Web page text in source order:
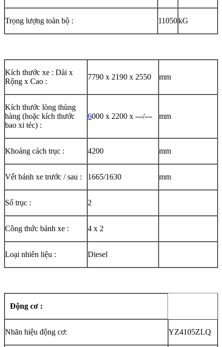
Trọng lượng toàn bộ : 11050kG
Kích thước xe : Dài x
Rộng x Cao :
7790 x 2190 x 2550 mm
Kích thước lòng thùng
hàng (hoặc kích thước
bao xi téc) :
6000 x 2200 x ---/--- mm
Khoảng cách trục : 4200 mm
Vết bánh xe trước / sau : 1665/1630 mm
Số trục : 2
Công thức bánh xe : 4 x 2
Loại nhiên liệu : Diesel
Động cơ :
Nhãn hiệu động cơ: YZ4105ZLQ